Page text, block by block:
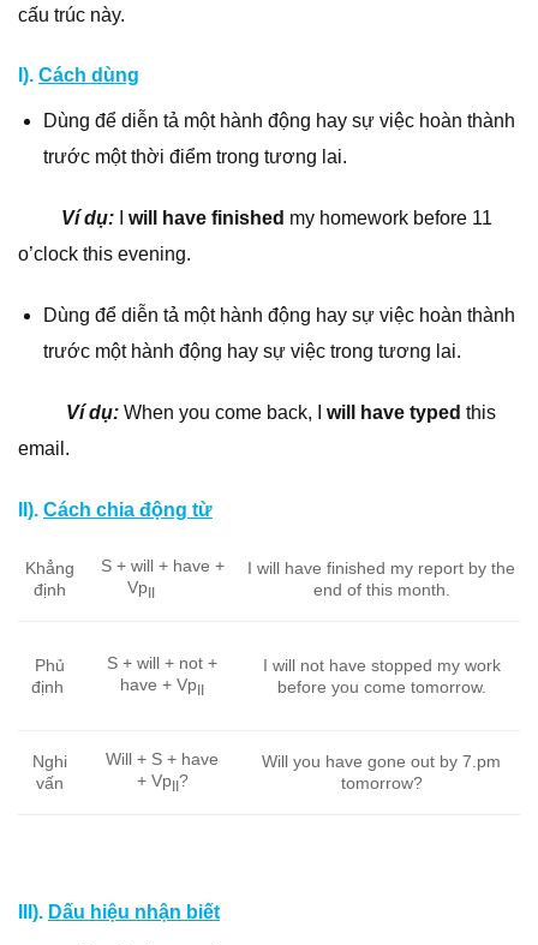
cấu trúc này.
I). Cách dùng
Dùng để diễn tả một hành động hay sự việc hoàn thành
trước một thời điểm trong tương lai.
Ví dụ: will have finished my homework before 11
o’clock this evening.
Dùng để diễn tả một hành động hay sự việc hoàn thành
trước một hành động hay sự việc trong tương lai.
Ví dụ: When you come back, I will have typed this
email.
II). Cách chia động từ
Khẳng
định
S + will + have +
VpII
I will have finished my report by the
end of this month.
Phủ
định
S + will + not +
have + VpII
I will not have stopped my work
before you come tomorrow.
Nghi
vấn
Will + S + have
+ VpII?
Will you have gone out by 7.pm
tomorrow?
III). Dấu hiệu nhận biết